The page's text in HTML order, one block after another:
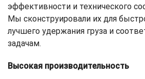
эффективности и технического
Мы сконструировали их для
лучшего удержания груза и
задачам.
Высокая производительность